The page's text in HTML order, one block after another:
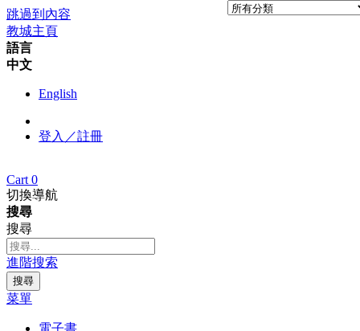
跳過到內容
教城主頁
語言
中文
English
登入／註冊
Cart 0
切換導航
搜尋
搜尋
進階搜索
搜尋
菜單
電子書